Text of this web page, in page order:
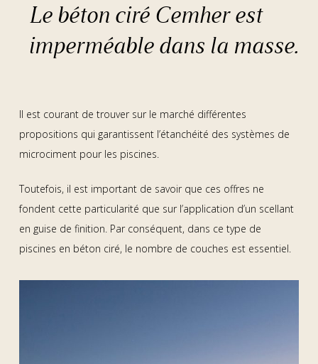
Le béton ciré Cemher est
imperméable dans la masse.
Il est courant de trouver sur le marché différentes
propositions qui garantissent l’étanchéité des systèmes de
microciment pour les piscines.
Toutefois, il est important de savoir que ces offres ne
fondent cette particularité que sur l’application d’un scellant
en guise de finition. Par conséquent, dans ce type de
piscines en béton ciré, le nombre de couches est essentiel.